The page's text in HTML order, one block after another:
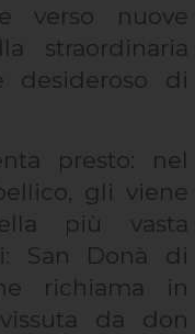
verso nuove
straordinaria
di
presto: nel
gli viene
più vasta
San Donà di
richiama in
da don